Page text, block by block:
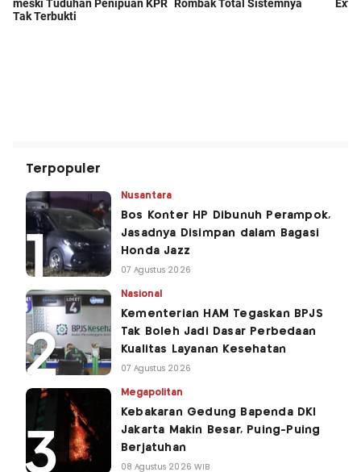
Terpopuler
Nusantara
Bos Konter HP Dibunuh Perampok,
Jasadnya Disimpan dalam Bagasi
Honda Jazz
07 Agustus 2026
Nasional
Kementerian HAM Tegaskan BPJS
Tak Boleh Jadi Dasar Perbedaan
Kualitas Layanan Kesehatan
07 Agustus 2026
Megapolitan
Kebakaran Gedung Bapenda DKI
Jakarta Makin Besar, Puing-Puing
Berjatuhan
08 Agustus 2026 WIB